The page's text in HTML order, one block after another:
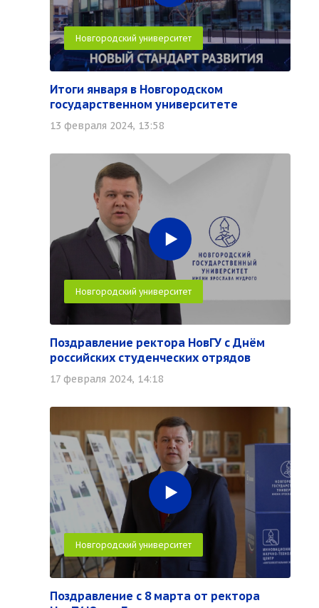
Новгородский университет
Итоги января в Новгородском
государственном университете
13 февраля 2024, 13:58
Новгородский университет
Поздравление ректора НовГУ с Днём
российских студенческих отрядов
17 февраля 2024, 14:18
Новгородский университет
Поздравление с 8 марта от ректора